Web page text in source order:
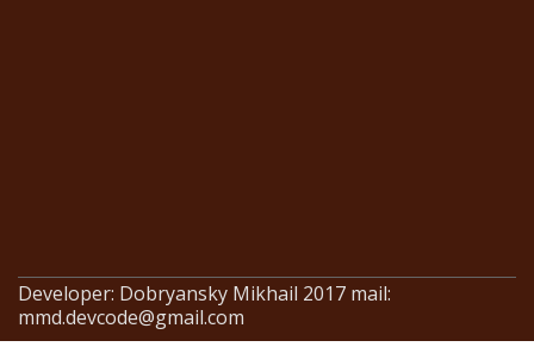
Developer: Dobryansky Mikhail 2017 mail:
mmd.devcode@gmail.com